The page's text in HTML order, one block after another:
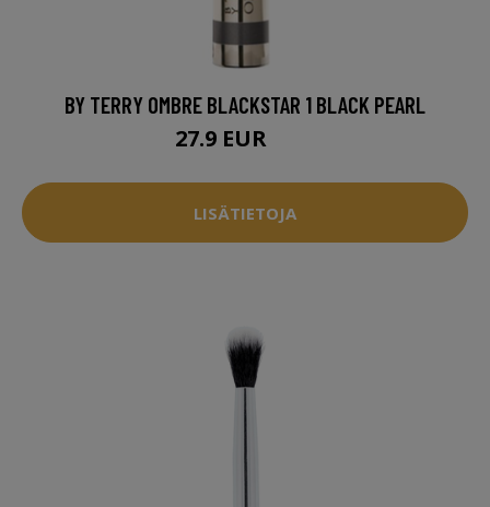
BY TERRY OMBRE BLACKSTAR 1 BLACK PEARL
27.9 EUR
LISÄTIETOJA